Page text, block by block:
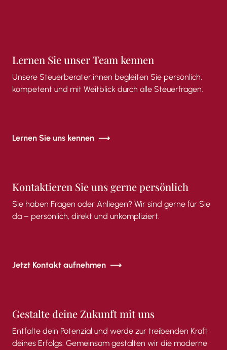
Lernen SieunserTeam kennen
Unsere Steuerberater:innen begleiten Sie persönlich,
kompetent und mit Weitblick durch alle Steuerfragen.
Lernen Sie uns kennen
Kontaktieren Sieunsgernepersönlich
Sie haben Fragen oder Anliegen? Wir sind gerne für Sie
da – persönlich, direkt und unkompliziert.
Jetzt Kontakt aufnehmen
Gestalte deine Zukunft mit uns
Entfalte dein Potenzial und werde zur treibenden Kraft
deines Erfolgs. Gemeinsam gestalten wir die moderne